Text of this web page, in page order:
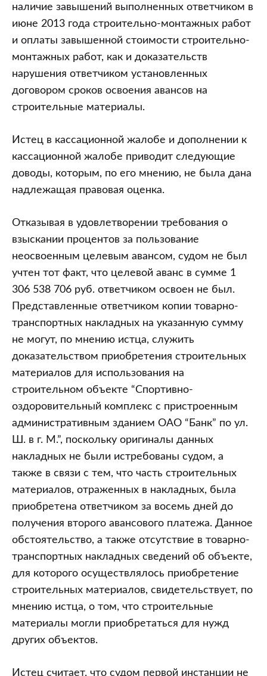
наличие завышений выполненных ответчиком в
июне 2013 года строительно-монтажных работ
и оплаты завышенной стоимости строительно-
монтажных работ, как и доказательств
нарушения ответчиком установленных
договором сроков освоения авансов на
строительные материалы.
Истец в кассационной жалобе и дополнении к
кассационной жалобе приводит следующие
доводы, которым, по его мнению, не была дана
надлежащая правовая оценка.
Отказывая в удовлетворении требования о
взыскании процентов за пользование
неосвоенным целевым авансом, судом не был
учтен тот факт, что целевой аванс в сумме 1
306 538 706 руб. ответчиком освоен не был.
Представленные ответчиком копии товарно-
транспортных накладных на указанную сумму
не могут, по мнению истца, служить
доказательством приобретения строительных
материалов для использования на
строительном объекте “Спортивно-
оздоровительный комплекс с пристроенным
административным зданием ОАО “Банк” по ул.
Ш. в г. М.”, поскольку оригиналы данных
накладных не были истребованы судом, а
также в связи с тем, что часть строительных
материалов, отраженных в накладных, была
приобретена ответчиком за восемь дней до
получения второго авансового платежа. Данное
обстоятельство, а также отсутствие в товарно-
транспортных накладных сведений об объекте,
для которого осуществлялось приобретение
строительных материалов, свидетельствует, по
мнению истца, о том, что строительные
материалы могли приобретаться для нужд
других объектов.
Истец считает, что судом первой инстанции не